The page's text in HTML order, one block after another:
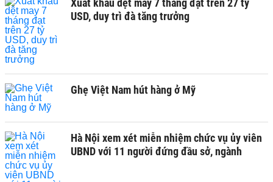
Xuất khẩu dệt may 7 tháng đạt trên 27 tỷ
USD, duy trì đà tăng trưởng
Ghẹ Việt Nam hút hàng ở Mỹ
Hà Nội xem xét miễn nhiệm chức vụ ủy viên
UBND với 11 người đứng đầu sở, ngành